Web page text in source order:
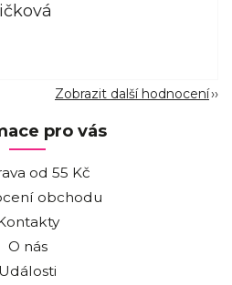
Zobrazit další hodnocení
pro vás
od 55 Kč
obchodu
O nás
Události